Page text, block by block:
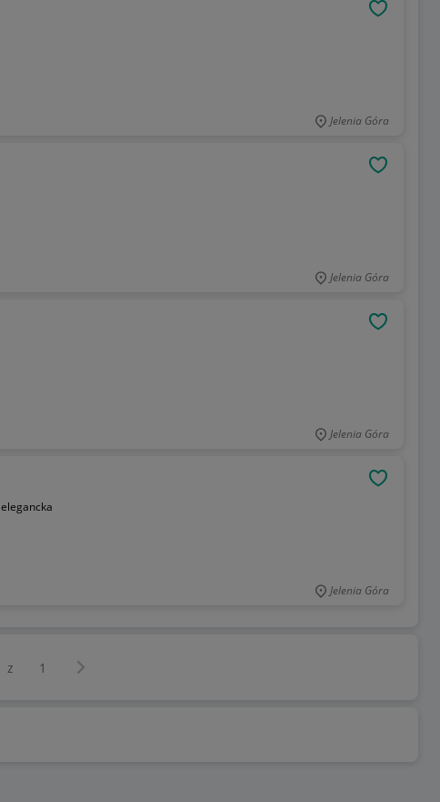
Jelenia Góra
Jelenia Góra
Jelenia Góra
elegancka
Jelenia Góra
z 1 Następna strona